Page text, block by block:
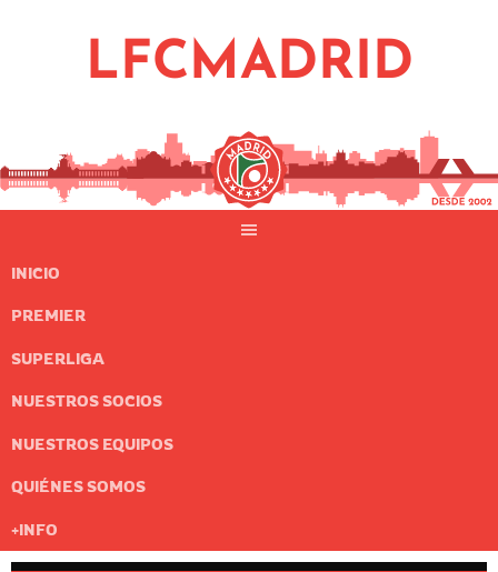
LFCMADRID
INICIO
PREMIER
SUPERLIGA
NUESTROS SOCIOS
NUESTROS EQUIPOS
QUIÉNES SOMOS
+INFO